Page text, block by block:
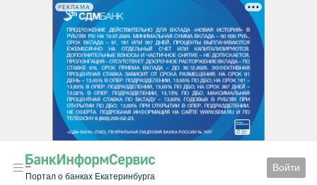
РЕКЛАМА
Портал о банках Екатеринбурга
Войти